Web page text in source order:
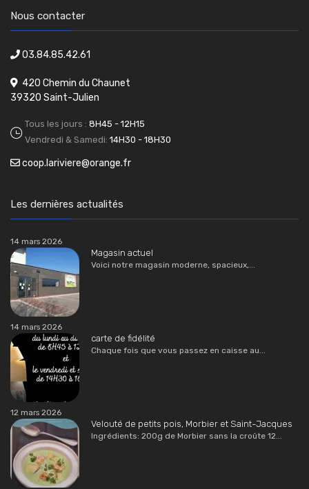
Nous contacter
03.84.85.42.61
420 Chemin du Chaunet
39320 Saint-Julien
Tous les jours : 8H45 - 12H15
Vendredi & Samedi: 14H30 - 18H30
coop.lariviere@orange.fr
Les dernières actualités
14 mars 2026
Magasin actuel
Voici notre magasin moderne, spacieux,...
14 mars 2026
carte de fidélité
Chaque fois que vous passez en caisse au...
12 mars 2026
Velouté de petits pois, Morbier et Saint-Jacques
Ingrédients: 200g de Morbier sans la croûte 12...